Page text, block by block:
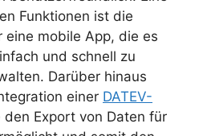
Funktionen ist die
eine mobile App, die es
und schnell zu
Darüber hinaus
einer DATEV-
den Export von Daten für